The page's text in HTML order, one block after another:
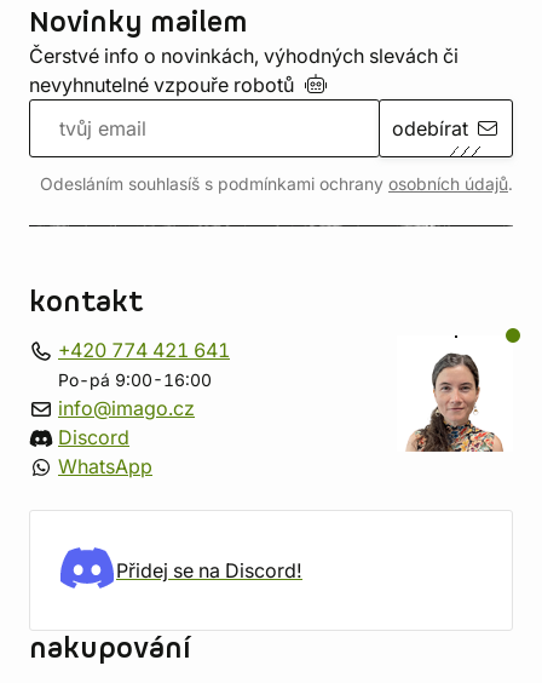
Novinky mailem
Čerstvé info o novinkách, výhodných slevách či
nevyhnutelné vzpouře robotů
odebírat
Odesláním souhlasíš s podmínkami ochrany osobních údajů.
kontakt
+420 774 421 641
Po-pá 9:00-16:00
info@imago.cz
Discord
WhatsApp
Přidej se na Discord!
nakupování